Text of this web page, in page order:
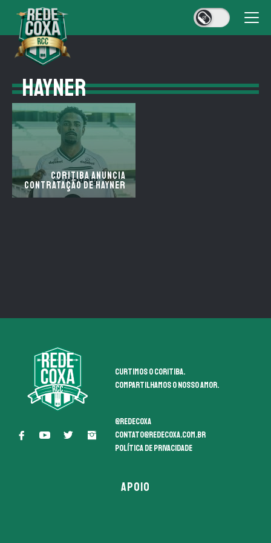
HAYNER
Coritiba anuncia
contratação de Hayner
Curtimos o coritiba.
Compartilhamos o nosso amor.
@redecoxa
contato@redecoxa.com.br
Política de Privacidade
APOIO